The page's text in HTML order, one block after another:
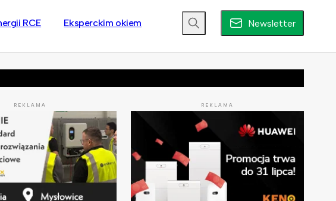
RCE Eksperckim okiem Newsletter
REKLAMA REKLAMA